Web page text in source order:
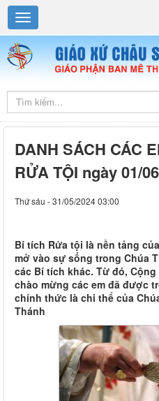
DANH SÁCH CÁC
RỬA TỘI ngày 01/
Thứ sáu - 31/05/2024 03:00
Bí tích Rửa tội là nền tảng
mở vào sự sống trong Chúa
các Bí tích khác. Từ đó,
chào mừng các em đã được
chính thức là chi thể của
Thánh